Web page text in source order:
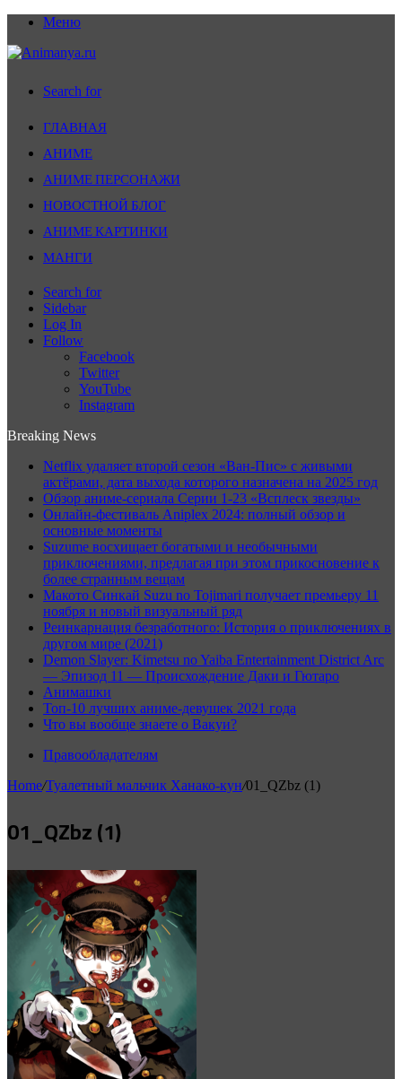
Меню
Search for
ГЛАВНАЯ
АНИМЕ
АНИМЕ ПЕРСОНАЖИ
НОВОСТНОЙ БЛОГ
АНИМЕ КАРТИНКИ
МАНГИ
Search for
Sidebar
Log In
Follow
Facebook
Twitter
YouTube
Instagram
Breaking News
Netflix удаляет второй сезон «Ван-Пис» с живыми
актёрами, дата выхода которого назначена на 2025 год
Обзор аниме-сериала Серии 1-23 «Всплеск звезды»
Онлайн-фестиваль Aniplex 2024: полный обзор и
основные моменты
Suzume восхищает богатыми и необычными
приключениями, предлагая при этом прикосновение к
более странным вещам
Макото Синкай Suzu no Tojimari получает премьеру 11
ноября и новый визуальный ряд
Реинкарнация безработного: История о приключениях в
другом мире (2021)
Demon Slayer: Kimetsu no Yaiba Entertainment District Arc
— Эпизод 11 — Происхождение Даки и Гютаро
Анимашки
Топ-10 лучших аниме-девушек 2021 года
Что вы вообще знаете о Вакуи?
Правообладателям
Home/Туалетный мальчик Ханако-кун/01_QZbz (1)
01_QZbz (1)